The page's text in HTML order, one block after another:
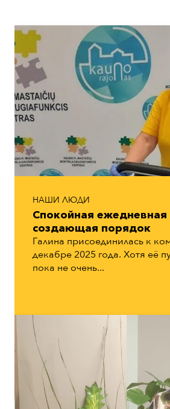
Читать
НАШИ ЛЮДИ
Cпокойная ежедневная
создающая порядок
Галина присоединилась к
декабре 2025 года. Хотя её
пока не очень...